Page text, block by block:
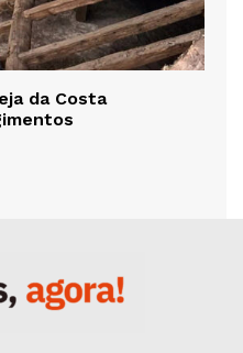
da Costa